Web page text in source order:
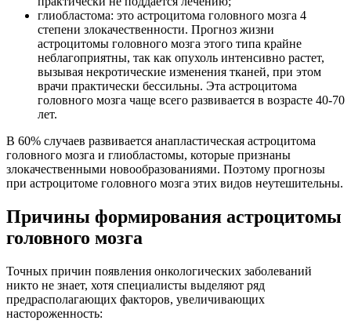
глиобластома: это астроцитома головного мозга 4
степени злокачественности. Прогноз жизни
астроцитомы головного мозга этого типа крайне
неблагоприятны, так как опухоль интенсивно растет,
вызывая некротические изменения тканей, при этом
врачи практически бессильны. Эта астроцитома
головного мозга чаще всего развивается в возрасте 40-70
лет.
В 60% случаев развивается анапластическая астроцитома
головного мозга и глиобластомы, которые признаны
злокачественными новообразованиями. Поэтому прогнозы
при астроцитоме головного мозга этих видов неутешительны.
Причины формирования астроцитомы
головного мозга
Точных причин появления онкологических заболеваний
никто не знает, хотя специалисты выделяют ряд
предрасполагающих факторов, увеличивающих
настороженность: